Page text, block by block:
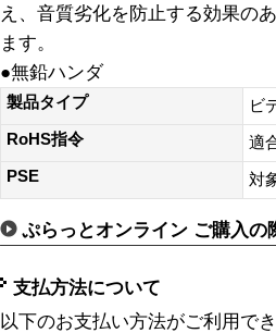
え、音質劣化を防止する効果の
ます。
●無鉛ハンダ
製品タイプ
ビ
RoHS指令
適
PSE
対
ぷらっとオンライン ご購入の
支払方法について
以下のお支払い方法がご利用で